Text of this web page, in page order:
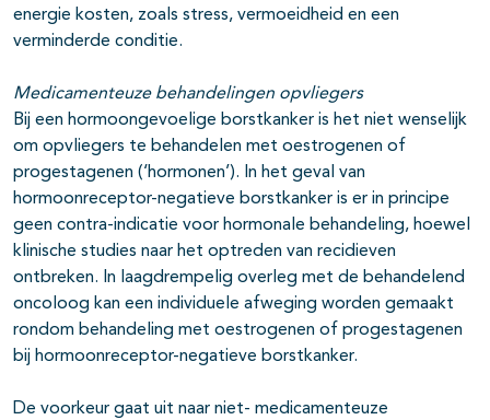
energie kosten, zoals stress, vermoeidheid en een
verminderde conditie.
Medicamenteuze behandelingen opvliegers
Bij een hormoongevoelige borstkanker is het niet wenselijk
om opvliegers te behandelen met oestrogenen of
progestagenen (‘hormonen’). In het geval van
hormoonreceptor-negatieve borstkanker is er in principe
geen contra-indicatie voor hormonale behandeling, hoewel
klinische studies naar het optreden van recidieven
ontbreken. In laagdrempelig overleg met de behandelend
oncoloog kan een individuele afweging worden gemaakt
rondom behandeling met oestrogenen of progestagenen
bij hormoonreceptor-negatieve borstkanker.
De voorkeur gaat uit naar niet- medicamenteuze